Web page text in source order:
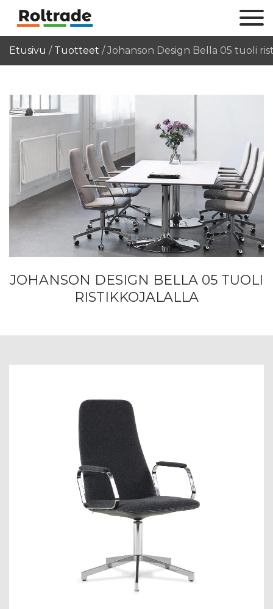
Etusivu / Tuotteet /Johanson Design Bella 05 tuoli
JOHANSON DESIGN BELLA 05 TUOLI
RISTIKKOJALALLA